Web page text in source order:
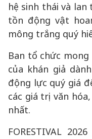
hệ sinh thái và
tồn động vật
mông trắng quý
Ban tổ chức
của khán giả
động lực quý giá
các giá trị văn
nhất.
FORESTIVAL